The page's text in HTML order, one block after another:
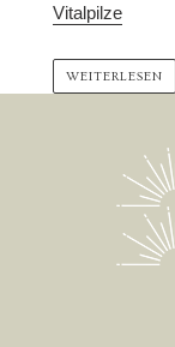
Vitalpilze
WEITERLESEN